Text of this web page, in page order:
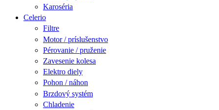
Karoséria
Celerio
Filtre
Motor / príslušenstvo
Pérovanie / pruženie
Zavesenie kolesa
Elektro diely
Pohon / náhon
Brzdový systém
Chladenie